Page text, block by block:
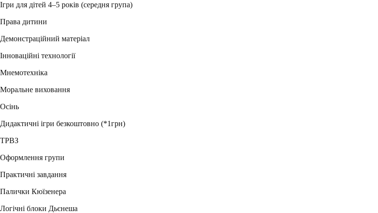
Ігри для дітей 4–5 років (середня група)
Права дитини
Демонстраційний матеріал
Інноваційні технології
Мнемотехніка
Моральне виховання
Осінь
Дидактичні ігри безкоштовно (*1грн)
ТРВЗ
Оформлення групи
Практичні завдання
Палички Кюїзенера
Логічні блоки Дьєнеша